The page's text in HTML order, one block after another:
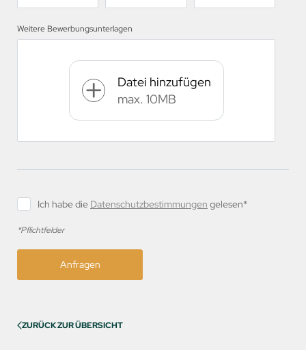
Weitere Bewerbungsunterlagen
Datei hinzufügen
max. 10MB
Ich habe die Datenschutzbestimmungen gelesen*
*Pflichtfelder
Anfragen
ZURÜCK ZUR ÜBERSICHT